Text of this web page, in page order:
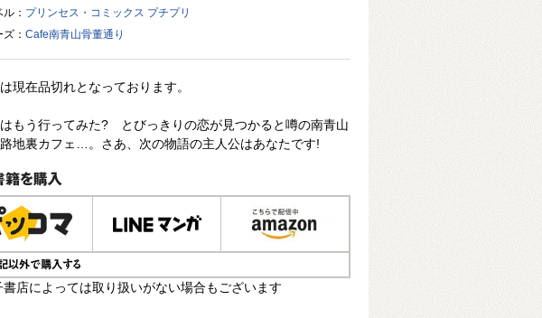
： プリンセス・コミックス プチプリ
： Cafe南青山骨董通り
現在品切れとなっております。
もう行ってみた? とびっきりの恋が見つかると噂の南青山
地裏カフェ…。さあ、次の物語の主人公はあなたです!
で購入
店によっては取り扱いがない場合もございます